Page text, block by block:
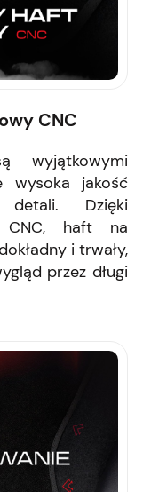
CNC
wyjątkowymi
wysoka jakość
Dzięki
CNC, haft na
i trwały,
przez długi